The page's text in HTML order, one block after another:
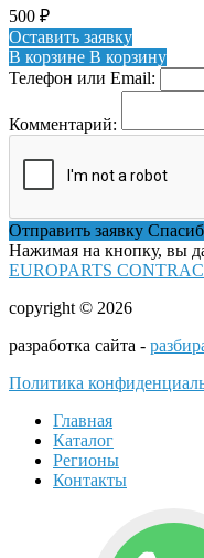
500 ₽
Оставить заявку
В корзине В корзину
Телефон или Email:
Комментарий:
Отправить заявку
Нажимая на кнопку, вы
EUROPARTS
copyright © 2026
разработка сайта -
Политика
Главная
Каталог
Регионы
Контакты